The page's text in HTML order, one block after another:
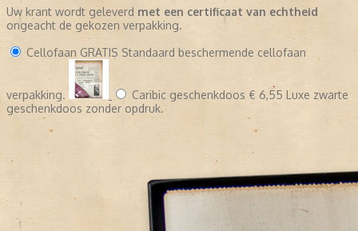
Uw krant wordt geleverd met een certificaat van echtheid
ongeacht de gekozen verpakking.
Cellofaan GRATIS Standaard beschermende cellofaan
verpakking. Caribic geschenkdoos € 6,55 Luxe zwarte
geschenkdoos zonder opdruk.